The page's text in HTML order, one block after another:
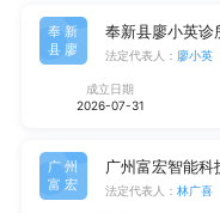
奉新
县廖
奉新县廖小英诊
法定代表人： 廖小英
成立日期
2026-07-31
广州
富宏
广州富宏智能科
法定代表人： 林广喜